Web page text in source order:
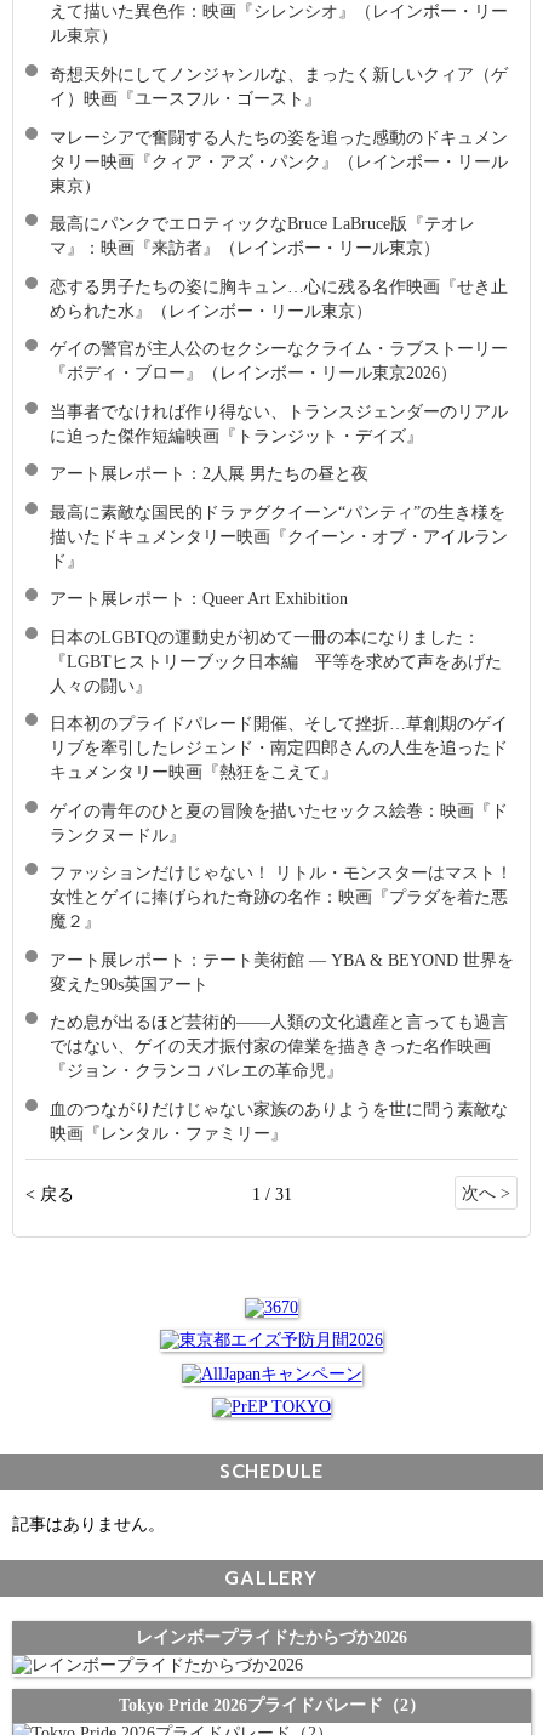
えて描いた異色作：映画『シレンシオ』（レインボー・リー
ル東京）
奇想天外にしてノンジャンルな、まったく新しいクィア（ゲ
イ）映画『ユースフル・ゴースト』
マレーシアで奮闘する人たちの姿を追った感動のドキュメン
タリー映画『クィア・アズ・パンク』（レインボー・リール
東京）
最高にパンクでエロティックなBruce LaBruce版『テオレ
マ』：映画『来訪者』（レインボー・リール東京）
恋する男子たちの姿に胸キュン…心に残る名作映画『せき止
められた水』（レインボー・リール東京）
ゲイの警官が主人公のセクシーなクライム・ラブストーリー
『ボディ・ブロー』（レインボー・リール東京2026）
当事者でなければ作り得ない、トランスジェンダーのリアル
に迫った傑作短編映画『トランジット・デイズ』
アート展レポート：2人展 男たちの昼と夜
最高に素敵な国⺠的ドラァグクイーン“パンティ”の生き様を
描いたドキュメンタリー映画『クイーン・オブ・アイルラン
ド』
アート展レポート：Queer Art Exhibition
日本のLGBTQの運動史が初めて一冊の本になりました：
『LGBTヒストリーブック日本編 平等を求めて声をあげた
人々の闘い』
日本初のプライドパレード開催、そして挫折…草創期のゲイ
リブを牽引したレジェンド・南定四郎さんの人生を追ったド
キュメンタリー映画『熱狂をこえて』
ゲイの青年のひと夏の冒険を描いたセックス絵巻：映画『ド
ランクヌードル』
ファッションだけじゃない！ リトル・モンスターはマスト！
女性とゲイに捧げられた奇跡の名作：映画『プラダを着た悪
魔２』
アート展レポート：テート美術館 ― YBA & BEYOND 世界を
変えた90s英国アート
ため息が出るほど芸術的――人類の文化遺産と言っても過言
ではない、ゲイの天才振付家の偉業を描ききった名作映画
『ジョン・クランコ バレエの革命児』
血のつながりだけじゃない家族のありようを世に問う素敵な
映画『レンタル・ファミリー』
< 戻る 1 / 31 次へ >
SCHEDULE
記事はありません。
GALLERY
レインボープライドたからづか2026
Tokyo Pride 2026プライドパレード（2）